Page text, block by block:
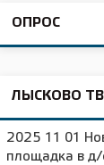
ОПРОС
ЛЫСКОВО ТВ
2025 11 01
площадка в